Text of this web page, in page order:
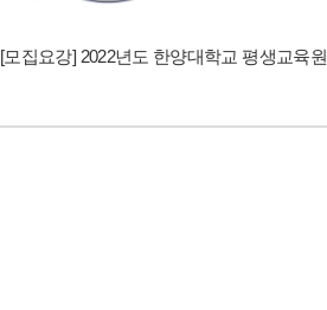
[모집요강] 2022년도 한양대학교 평생교육원